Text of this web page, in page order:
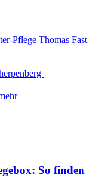
Pflege Thomas Fast
So finden